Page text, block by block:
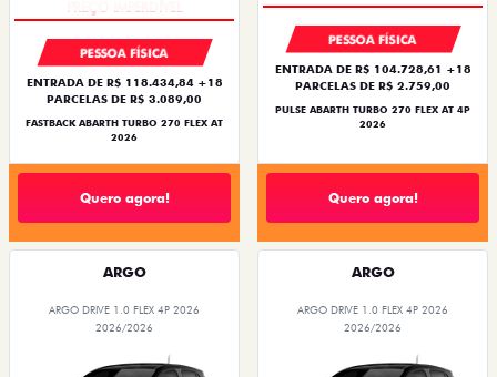
PESSOA FÍSICA
ENTRADA DE R$ 118.434,84 +18
PARCELAS DE R$ 3.089,00
FASTBACK ABARTH TURBO 270 FLEX AT
2026
Quero agora!
PESSOA FÍSICA
ENTRADA DE R$ 104.728,61 +18
PARCELAS DE R$ 2.759,00
PULSE ABARTH TURBO 270 FLEX AT 4P
2026
Quero agora!
ARGO
ARGO DRIVE 1.0 FLEX 4P 2026
2026/2026
ARGO
ARGO DRIVE 1.0 FLEX 4P 2026
2026/2026